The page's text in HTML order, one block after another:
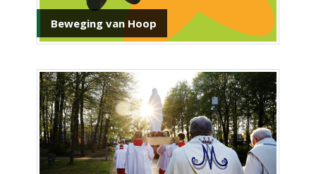
Beweging van Hoop